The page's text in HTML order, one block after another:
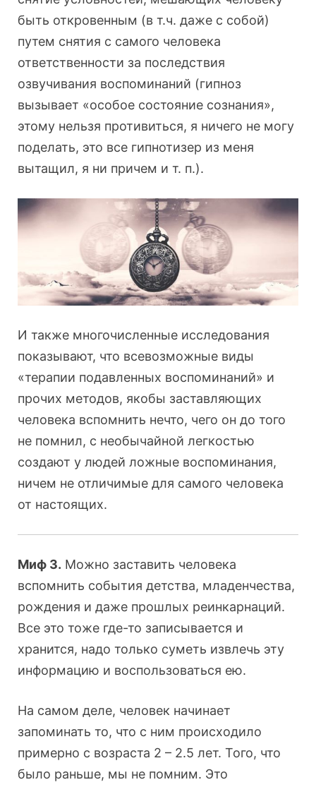
быть откровенным (в т.ч. даже с собой)
путем снятия с самого человека
ответственности за последствия
озвучивания воспоминаний (гипноз
вызывает «особое состояние сознания»,
этому нельзя противиться, я ничего не могу
поделать, это все гипнотизер из меня
вытащил, я ни причем и т. п.).
И также многочисленные исследования
показывают, что всевозможные виды
«терапии подавленных воспоминаний» и
прочих методов, якобы заставляющих
человека вспомнить нечто, чего он до того
не помнил, с необычайной легкостью
создают у людей ложные воспоминания,
ничем не отличимые для самого человека
от настоящих.
Миф 3. Можно заставить человека
вспомнить события детства, младенчества,
рождения и даже прошлых реинкарнаций.
Все это тоже где-то записывается и
хранится, надо только суметь извлечь эту
информацию и воспользоваться ею.
На самом деле, человек начинает
запоминать то, что с ним происходило
примерно с возраста 2 – 2.5 лет. Того, что
было раньше, мы не помним. Это